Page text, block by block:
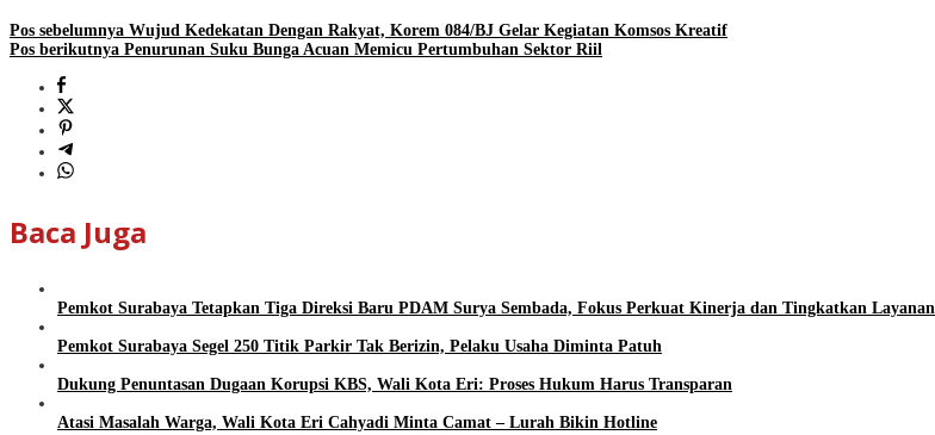
Pos sebelumnya Wujud Kedekatan Dengan Rakyat, Korem 084/BJ Gelar Kegiatan Komsos Kreatif
Pos berikutnya Penurunan Suku Bunga Acuan Memicu Pertumbuhan Sektor Riil
Baca Juga
Pemkot Surabaya Tetapkan Tiga Direksi Baru PDAM Surya Sembada, Fokus Perkuat Kinerja dan Tingkatkan Layanan
Pemkot Surabaya Segel 250 Titik Parkir Tak Berizin, Pelaku Usaha Diminta Patuh
Dukung Penuntasan Dugaan Korupsi KBS, Wali Kota Eri: Proses Hukum Harus Transparan
Atasi Masalah Warga, Wali Kota Eri Cahyadi Minta Camat – Lurah Bikin Hotline